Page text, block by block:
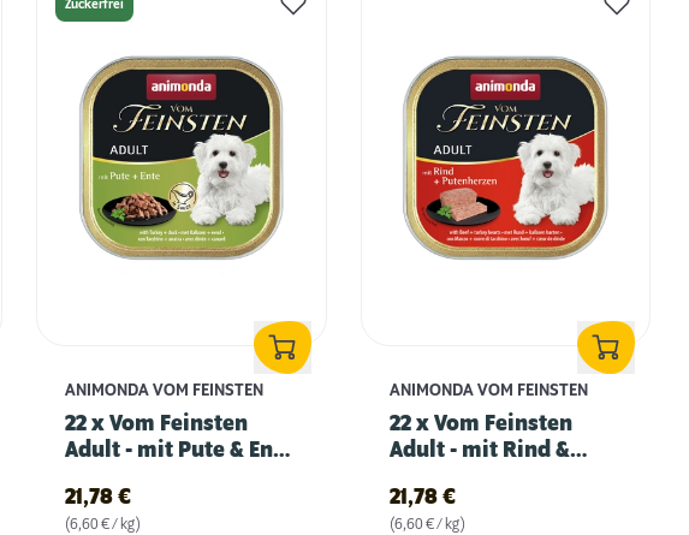
Zuckerfrei
ANIMONDA VOM FEINSTEN
22 x Vom Feinsten
Adult - mit Pute & Ente
21,78 €
(6,60 € / kg)
ANIMONDA VOM FEINSTEN
22 x Vom Feinsten
Adult - mit Rind &
21,78 €
(6,60 € / kg)